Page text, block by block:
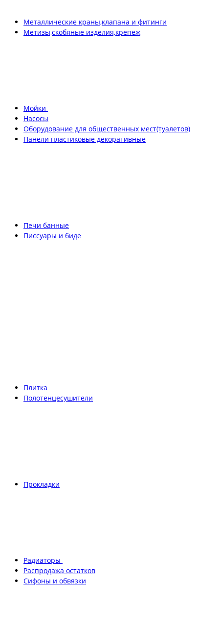
Металлические краны,клапана и фитинги
Метизы,скобяные изделия,крепеж
Мойки
Насосы
Оборудование для общественных мест(туалетов)
Панели пластиковые декоративные
Печи банные
Писсуары и биде
Плитка
Полотенцесушители
Прокладки
Радиаторы
Распродажа остатков
Сифоны и обвязки